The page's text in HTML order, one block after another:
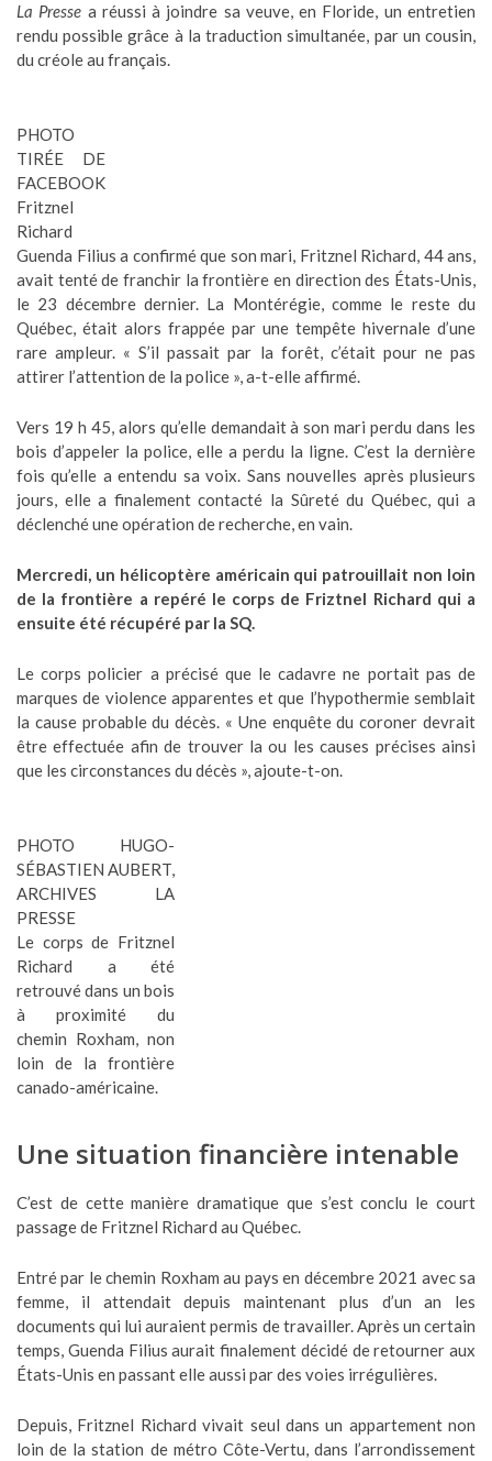
La Presse a réussi à joindre sa veuve, en Floride, un entretien
rendu possible grâce à la traduction simultanée, par un cousin,
du créole au français.
PHOTO
TIRÉE DE
FACEBOOK
Fritznel
Richard
Guenda Filius a confirmé que son mari, Fritznel Richard, 44 ans,
avait tenté de franchir la frontière en direction des États-Unis,
le 23 décembre dernier. La Montérégie, comme le reste du
Québec, était alors frappée par une tempête hivernale d’une
rare ampleur. « S’il passait par la forêt, c’était pour ne pas
attirer l’attention de la police », a-t-elle affirmé.
Vers 19 h 45, alors qu’elle demandait à son mari perdu dans les
bois d’appeler la police, elle a perdu la ligne. C’est la dernière
fois qu’elle a entendu sa voix. Sans nouvelles après plusieurs
jours, elle a finalement contacté la Sûreté du Québec, qui a
déclenché une opération de recherche, en vain.
Mercredi, un hélicoptère américain qui patrouillait non loin
de la frontière a repéré le corps de Friztnel Richard qui a
ensuite été récupéré par la SQ.
Le corps policier a précisé que le cadavre ne portait pas de
marques de violence apparentes et que l’hypothermie semblait
la cause probable du décès. « Une enquête du coroner devrait
être effectuée afin de trouver la ou les causes précises ainsi
que les circonstances du décès », ajoute-t-on.
PHOTO HUGO-
SÉBASTIEN AUBERT,
ARCHIVES LA
PRESSE
Le corps de Fritznel
Richard a été
retrouvé dans un bois
à proximité du
chemin Roxham, non
loin de la frontière
canado-américaine.
Une situation financière intenable
C’est de cette manière dramatique que s’est conclu le court
passage de Fritznel Richard au Québec.
Entré par le chemin Roxham au pays en décembre 2021 avec sa
femme, il attendait depuis maintenant plus d’un an les
documents qui lui auraient permis de travailler. Après un certain
temps, Guenda Filius aurait finalement décidé de retourner aux
États-Unis en passant elle aussi par des voies irrégulières.
Depuis, Fritznel Richard vivait seul dans un appartement non
loin de la station de métro Côte-Vertu, dans l’arrondissement